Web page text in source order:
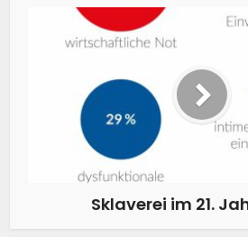
Sklaverei im 21.